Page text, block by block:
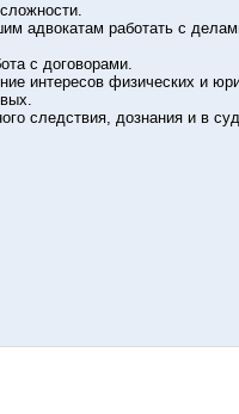
адвокатам работать с
с договорами.
интересов физических и
следствия, дознания и в